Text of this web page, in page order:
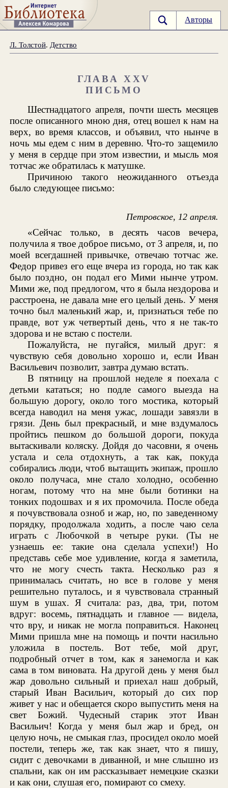
Авторы
Л. Толстой. Детство
ГЛАВА XXV
ПИСЬМО
Шестнадцатого апреля, почти шесть месяцев
после описанного мною дня, отец вошел к нам на
верх, во время классов, и объявил, что нынче в
ночь мы едем с ним в деревню. Что-то защемило
у меня в сердце при этом известии, и мысль моя
тотчас же обратилась к матушке.
Причиною такого неожиданного отъезда
было следующее письмо:
Петровское, 12 апреля.
«Сейчас только, в десять часов вечера,
получила я твое доброе письмо, от 3 апреля, и, по
моей всегдашней привычке, отвечаю тотчас же.
Федор привез его еще вчера из города, но так как
было поздно, он подал его Мими нынче утром.
Мими же, под предлогом, что я была нездорова и
расстроена, не давала мне его целый день. У меня
точно был маленький жар, и, признаться тебе по
правде, вот уж четвертый день, что я не так-то
здорова и не встаю с постели.
Пожалуйста, не пугайся, милый друг: я
чувствую себя довольно хорошо и, если Иван
Васильевич позволит, завтра думаю встать.
В пятницу на прошлой неделе я поехала с
детьми кататься; но подле самого выезда на
большую дорогу, около того мостика, который
всегда наводил на меня ужас, лошади завязли в
грязи. День был прекрасный, и мне вздумалось
пройтись пешком до большой дороги, покуда
вытаскивали коляску. Дойдя до часовни, я очень
устала и села отдохнуть, а так как, покуда
собирались люди, чтоб вытащить экипаж, прошло
около получаса, мне стало холодно, особенно
ногам, потому что на мне были ботинки на
тонких подошвах и я их промочила. После обеда
я почувствовала озноб и жар, но, по заведенному
порядку, продолжала ходить, а после чаю села
играть с Любочкой в четыре руки. (Ты не
узнаешь ее: такие она сделала успехи!) Но
представь себе мое удивление, когда я заметила,
что не могу счесть такта. Несколько раз я
принималась считать, но все в голове у меня
решительно путалось, и я чувствовала странный
шум в ушах. Я считала: раз, два, три, потом
вдруг: восемь, пятнадцать и главное — видела,
что вру, и никак не могла поправиться. Наконец
Мими пришла мне на помощь и почти насильно
уложила в постель. Вот тебе, мой друг,
подробный отчет в том, как я занемогла и как
сама в том виновата. На другой день у меня был
жар довольно сильный и приехал наш добрый,
старый Иван Васильич, который до сих пор
живет у нас и обещается скоро выпустить меня на
свет Божий. Чудесный старик этот Иван
Васильич! Когда у меня был жар и бред, он
целую ночь, не смыкая глаз, просидел около моей
постели, теперь же, так как знает, что я пишу,
сидит с девочками в диванной, и мне слышно из
спальни, как он им рассказывает немецкие сказки
и как они, слушая его, помирают со смеху.